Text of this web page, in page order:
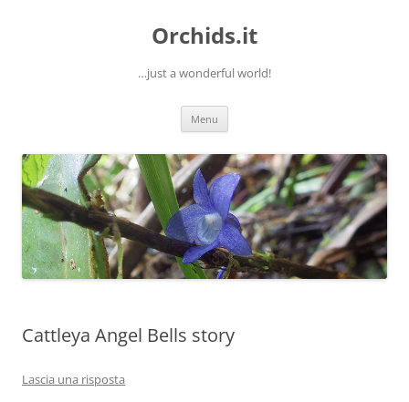
Orchids.it
…just a wonderful world!
Menu
Cattleya Angel Bells story
Lascia una risposta